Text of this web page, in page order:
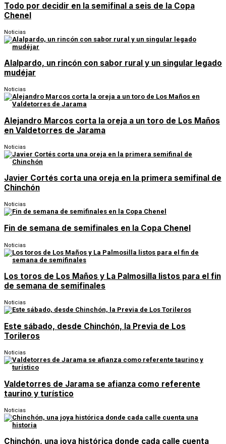
Todo por decidir en la semifinal a seis de la Copa
Chenel
Noticias
Alalpardo, un rincón con sabor rural y un singular legado
mudéjar
Noticias
Alejandro Marcos corta la oreja a un toro de Los Maños
en Valdetorres de Jarama
Noticias
Javier Cortés corta una oreja en la primera semifinal de
Chinchón
Noticias
Fin de semana de semifinales en la Copa Chenel
Noticias
Los toros de Los Maños y La Palmosilla listos para el fin
de semana de semifinales
Noticias
Este sábado, desde Chinchón, la Previa de Los
Torileros
Noticias
Valdetorres de Jarama se afianza como referente
taurino y turístico
Noticias
Chinchón, una joya histórica donde cada calle cuenta